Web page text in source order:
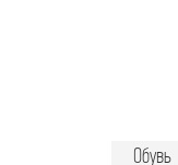
Обувь